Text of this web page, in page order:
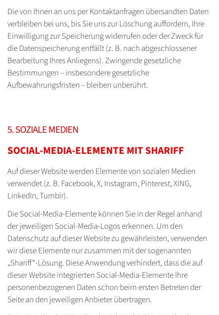
Die von Ihnen an uns per Kontaktanfragen übersandten Daten
verbleiben bei uns, bis Sie uns zur Löschung auffordern, Ihre
Einwilligung zur Speicherung widerrufen oder der Zweck für
die Datenspeicherung entfällt (z. B. nach abgeschlossener
Bearbeitung Ihres Anliegens). Zwingende gesetzliche
Bestimmungen – insbesondere gesetzliche
Aufbewahrungsfristen – bleiben unberührt.
5. SOZIALE MEDIEN
SOCIAL-MEDIA-ELEMENTE MIT SHARIFF
Auf dieser Website werden Elemente von sozialen Medien
verwendet (z. B. Facebook, X, Instagram, Pinterest, XING,
LinkedIn, Tumblr).
Die Social-Media-Elemente können Sie in der Regel anhand
der jeweiligen Social-Media-Logos erkennen. Um den
Datenschutz auf dieser Website zu gewährleisten, verwenden
wir diese Elemente nur zusammen mit der sogenannten
„Shariff“-Lösung. Diese Anwendung verhindert, dass die auf
dieser Website integrierten Social-Media-Elemente Ihre
personenbezogenen Daten schon beim ersten Betreten der
Seite an den jeweiligen Anbieter übertragen.